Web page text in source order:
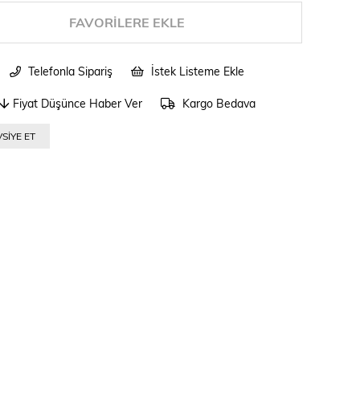
FAVORILERE EKLE
Telefonla Sipariş İstek Listeme Ekle
Fiyat Düşünce Haber Ver Kargo Bedava
ET